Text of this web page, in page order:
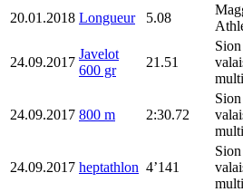
20.01.2018 Longueur 5.08
24.09.2017
Javelot
600 gr
21.51
Sion
24.09.2017 800 m 2:30.72
Sion
24.09.2017 heptathlon 4’141
Sion